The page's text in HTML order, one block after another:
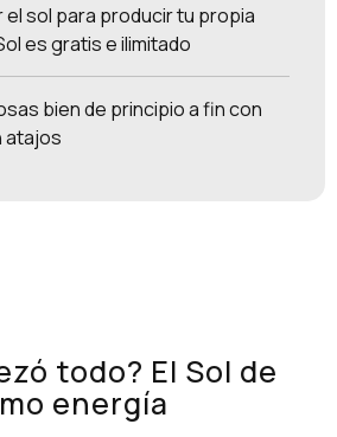
sol para producir tu propia
es gratis e ilimitado
bien de principio a fin con
atajos
todo? El Sol de
energía